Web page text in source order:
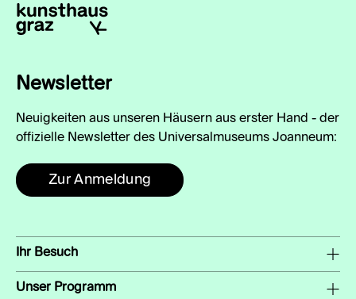
Newsletter
Neuigkeiten aus unseren Häusern aus erster Hand - der
offizielle Newsletter des Universalmuseums Joanneum:
Zur Anmeldung
Ihr Besuch
Unser Programm